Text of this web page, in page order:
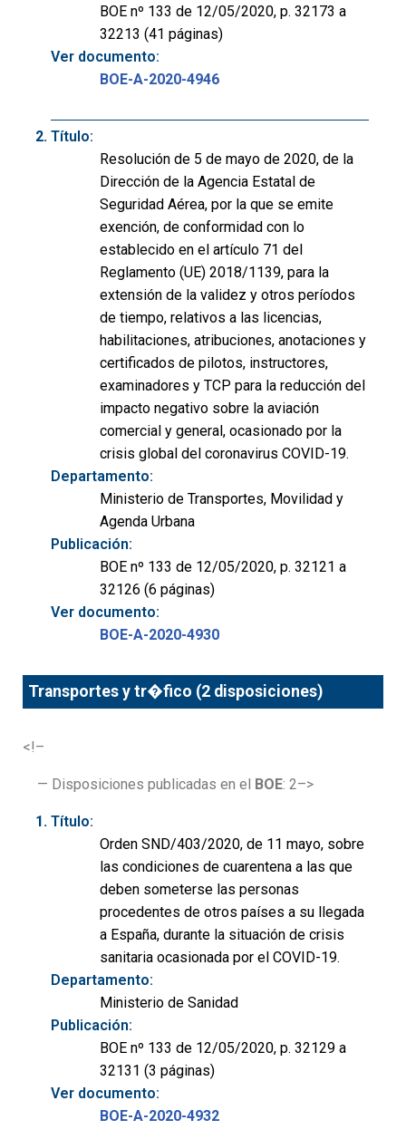
BOE nº 133 de 12/05/2020, p. 32173 a
32213 (41 páginas)
Ver documento:
BOE-A-2020-4946
Título:
Resolución de 5 de mayo de 2020, de la
Dirección de la Agencia Estatal de
Seguridad Aérea, por la que se emite
exención, de conformidad con lo
establecido en el artículo 71 del
Reglamento (UE) 2018/1139, para la
extensión de la validez y otros períodos
de tiempo, relativos a las licencias,
habilitaciones, atribuciones, anotaciones y
certificados de pilotos, instructores,
examinadores y TCP para la reducción del
impacto negativo sobre la aviación
comercial y general, ocasionado por la
crisis global del coronavirus COVID-19.
Departamento:
Ministerio de Transportes, Movilidad y
Agenda Urbana
Publicación:
BOE nº 133 de 12/05/2020, p. 32121 a
32126 (6 páginas)
Ver documento:
BOE-A-2020-4930
Transportes y tr�fico (2 disposiciones)
<!–
— Disposiciones publicadas en el BOE: 2–>
Título:
Orden SND/403/2020, de 11 mayo, sobre
las condiciones de cuarentena a las que
deben someterse las personas
procedentes de otros países a su llegada
a España, durante la situación de crisis
sanitaria ocasionada por el COVID-19.
Departamento:
Ministerio de Sanidad
Publicación:
BOE nº 133 de 12/05/2020, p. 32129 a
32131 (3 páginas)
Ver documento:
BOE-A-2020-4932